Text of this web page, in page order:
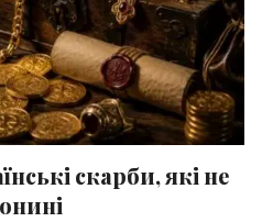
скарби, які не